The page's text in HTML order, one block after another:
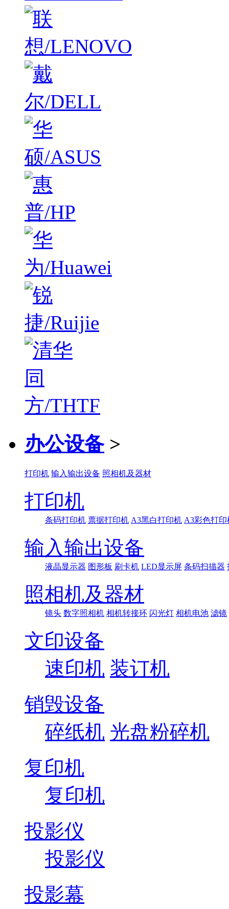
办公设备 >
打印机 输入输出设备 照相机及器材
打印机
条码打印机 票据打印机 A3黑白打印机 A3彩色打印
输入输出设备
液晶显示器 图形板 刷卡机 LED显示屏 条码扫描器
照相机及器材
镜头 数字照相机 相机转接环 闪光灯 相机电池 滤镜
文印设备
速印机 装订机
销毁设备
碎纸机 光盘粉碎机
复印机
复印机
投影仪
投影仪
投影幕